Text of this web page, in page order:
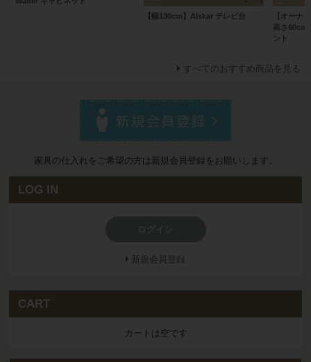
【幅130cm】Alskar テレビ台
【オーナ
高さ60cm
ント
すべてのおすすめ商品を見る
家具の仕入れをご希望の方は新規会員登録をお願いします。
LOG IN
新規会員登録
CART
カートは空です